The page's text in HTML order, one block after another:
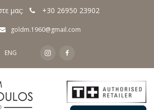
μας: +30 26950 23902
goldm.1960@gmail.com
ENG